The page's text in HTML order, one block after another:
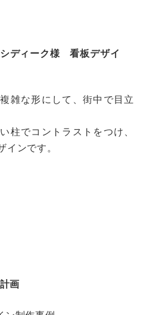
ディーク様 看板デザイ
雑な形にして、街中で目立
柱でコントラストをつけ、
インです。
画